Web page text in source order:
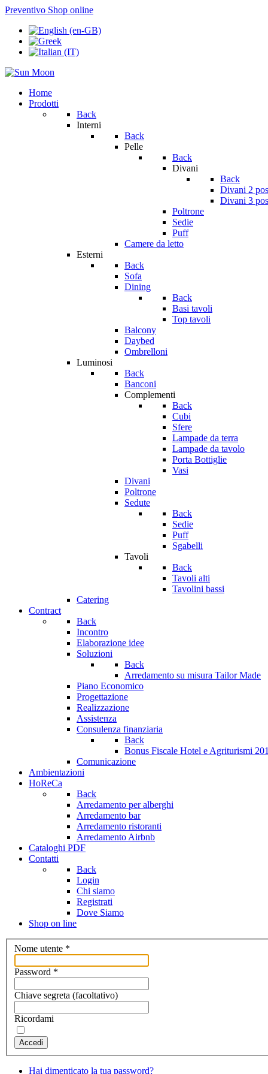
Preventivo Shop online
Home
Prodotti
Back
Interni
Back
Pelle
Back
Divani
Back
Divani 2
Divani 3
Poltrone
Sedie
Puff
Camere da letto
Esterni
Back
Sofa
Dining
Back
Basi tavoli
Top tavoli
Balcony
Daybed
Ombrelloni
Luminosi
Back
Banconi
Complementi
Back
Cubi
Sfere
Lampade da terra
Lampade da tavolo
Porta Bottiglie
Vasi
Divani
Poltrone
Sedute
Back
Sedie
Puff
Sgabelli
Tavoli
Back
Tavoli alti
Tavolini bassi
Catering
Contract
Back
Incontro
Elaborazione idee
Soluzioni
Back
Arredamento su misura Tailor Made
Piano Economico
Progettazione
Realizzazione
Assistenza
Consulenza finanziaria
Back
Bonus Fiscale Hotel e Agriturismi
Comunicazione
Ambientazioni
HoReCa
Back
Arredamento per alberghi
Arredamento bar
Arredamento ristoranti
Arredamento Airbnb
Cataloghi PDF
Contatti
Back
Login
Chi siamo
Registrati
Dove Siamo
Shop on line
Nome utente *
Password *
Chiave segreta (facoltativo)
Ricordami
Accedi
Hai dimenticato la tua password?